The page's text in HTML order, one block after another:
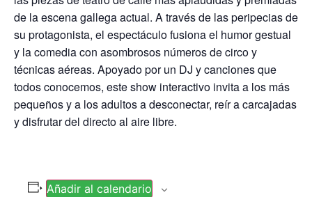
de la escena gallega actual. A través de las peripecias de
su protagonista, el espectáculo fusiona el humor gestual
y la comedia con asombrosos números de circo y
técnicas aéreas. Apoyado por un DJ y canciones que
todos conocemos, este show interactivo invita a los más
pequeños y a los adultos a desconectar, reír a carcajadas
y disfrutar del directo al aire libre.
Añadir al calendario